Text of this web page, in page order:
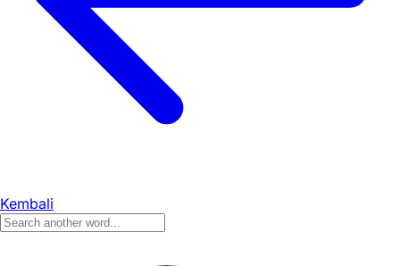
Kembali